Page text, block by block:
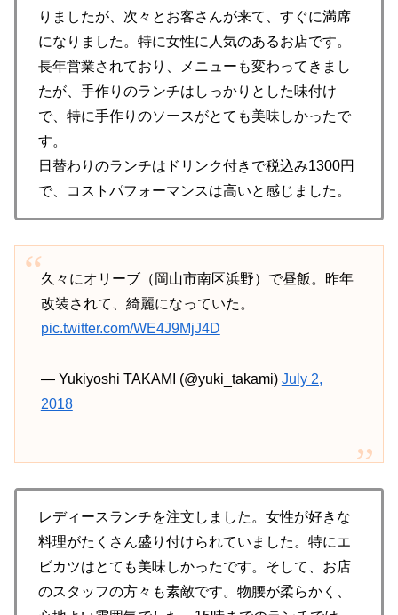
りましたが、次々とお客さんが来て、すぐに満席
になりました。特に女性に人気のあるお店です。
長年営業されており、メニューも変わってきまし
たが、手作りのランチはしっかりとした味付け
で、特に手作りのソースがとても美味しかったで
す。
日替わりのランチはドリンク付きで税込み1300円
で、コストパフォーマンスは高いと感じました。
久々にオリーブ（岡山市南区浜野）で昼飯。昨年
改装されて、綺麗になっていた。
pic.twitter.com/WE4J9MjJ4D
— Yukiyoshi TAKAMI (@yuki_takami) July 2,
2018
レディースランチを注文しました。女性が好きな
料理がたくさん盛り付けられていました。特にエ
ビカツはとても美味しかったです。そして、お店
のスタッフの方々も素敵です。物腰が柔らかく、